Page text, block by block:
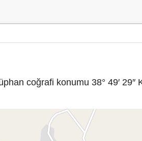
coğrafi konumu 38° 49′ 29″